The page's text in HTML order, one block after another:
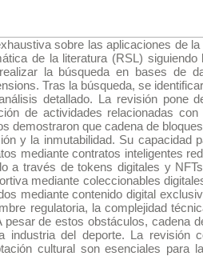
sobre las aplicaciones de
de la literatura (RSL)
la búsqueda en bases de
Tras la búsqueda, se
detallado. La revisión pone
de actividades relacionadas
demostraron que cadena de
y la inmutabilidad. Su
mediante contratos inteligentes
a través de tokens digitales y
mediante coleccionables
mediante contenido digital
regulatoria, la complejidad
pesar de estos obstáculos, cadena
industria del deporte. La revisión
cultural son esenciales para